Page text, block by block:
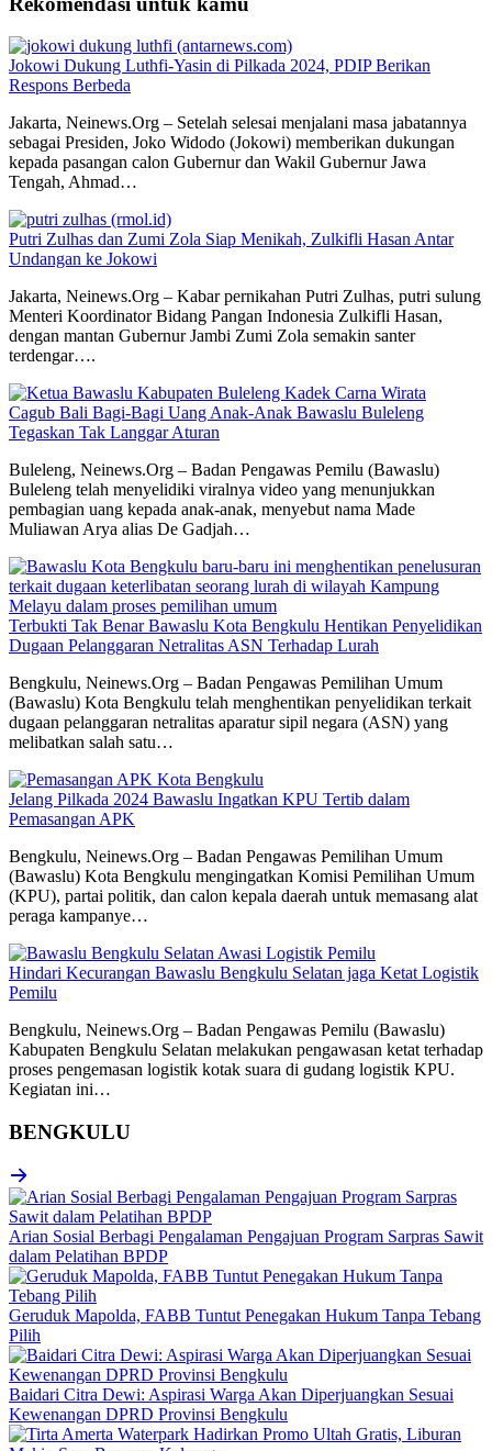
Jokowi Dukung Luthfi-Yasin di Pilkada 2024, PDIP Berikan
Respons Berbeda
Jakarta, Neinews.Org – Setelah selesai menjalani masa jabatannya
sebagai Presiden, Joko Widodo (Jokowi) memberikan dukungan
kepada pasangan calon Gubernur dan Wakil Gubernur Jawa
Tengah, Ahmad…
Putri Zulhas dan Zumi Zola Siap Menikah, Zulkifli Hasan Antar
Undangan ke Jokowi
Jakarta, Neinews.Org – Kabar pernikahan Putri Zulhas, putri sulung
Menteri Koordinator Bidang Pangan Indonesia Zulkifli Hasan,
dengan mantan Gubernur Jambi Zumi Zola semakin santer
terdengar….
Cagub Bali Bagi-Bagi Uang Anak-Anak Bawaslu Buleleng
Tegaskan Tak Langgar Aturan
Buleleng, Neinews.Org – Badan Pengawas Pemilu (Bawaslu)
Buleleng telah menyelidiki viralnya video yang menunjukkan
pembagian uang kepada anak-anak, menyebut nama Made
Muliawan Arya alias De Gadjah…
Terbukti Tak Benar Bawaslu Kota Bengkulu Hentikan Penyelidikan
Dugaan Pelanggaran Netralitas ASN Terhadap Lurah
Bengkulu, Neinews.Org – Badan Pengawas Pemilihan Umum
(Bawaslu) Kota Bengkulu telah menghentikan penyelidikan terkait
dugaan pelanggaran netralitas aparatur sipil negara (ASN) yang
melibatkan salah satu…
Jelang Pilkada 2024 Bawaslu Ingatkan KPU Tertib dalam
Pemasangan APK
Bengkulu, Neinews.Org – Badan Pengawas Pemilihan Umum
(Bawaslu) Kota Bengkulu mengingatkan Komisi Pemilihan Umum
(KPU), partai politik, dan calon kepala daerah untuk memasang alat
peraga kampanye…
Hindari Kecurangan Bawaslu Bengkulu Selatan jaga Ketat Logistik
Pemilu
Bengkulu, Neinews.Org – Badan Pengawas Pemilu (Bawaslu)
Kabupaten Bengkulu Selatan melakukan pengawasan ketat terhadap
proses pengemasan logistik kotak suara di gudang logistik KPU.
Kegiatan ini…
BENGKULU
Arian Sosial Berbagi Pengalaman Pengajuan Program Sarpras Sawit
dalam Pelatihan BPDP
Geruduk Mapolda, FABB Tuntut Penegakan Hukum Tanpa Tebang
Pilih
Baidari Citra Dewi: Aspirasi Warga Akan Diperjuangkan Sesuai
Kewenangan DPRD Provinsi Bengkulu